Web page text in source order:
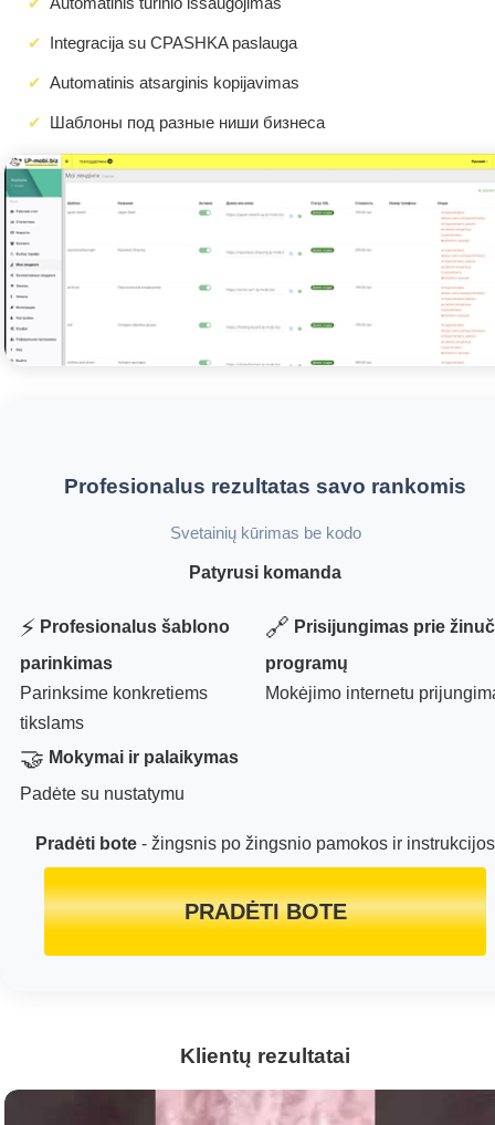
Integracija su CPASHKA paslauga
Automatinis atsarginis kopijavimas
Шаблоны под разные ниши бизнеса
Profesionalus rezultatas savo rankomis
Svetainių kūrimas be kodo
Patyrusi komanda
⚡ Profesionalus šablono
parinkimas
Parinksime konkretiems
tikslams
🔗 Prisijungimas prie
programų
Mokėjimo internetu
🤝 Mokymai ir palaikymas
Padėte su nustatymu
Pradėti bote - žingsnis po žingsnio pamokos ir instrukcijos
PRADĖTI BOTE
Klientų rezultatai